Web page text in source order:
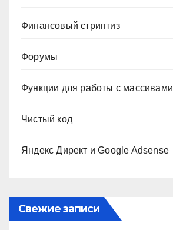
Финансовый стриптиз
Форумы
Функции для работы с массивами
Чистый код
Яндекс Директ и Google Adsense
Свежие записи